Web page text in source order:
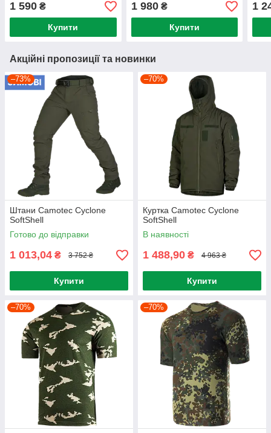
1 590 ₴
Купити
1 980₴
Купити
1
Акційні пропозиції та новинки
–73%
Штани Camotec Cyclone
SoftShell
Готово до відправки
1 013,04 ₴ 3 752 ₴
Купити
–70%
Куртка Camotec Cyclone
SoftShell
В наявності
1 488,90 ₴ 4 963 ₴
Купити
–70% –70%